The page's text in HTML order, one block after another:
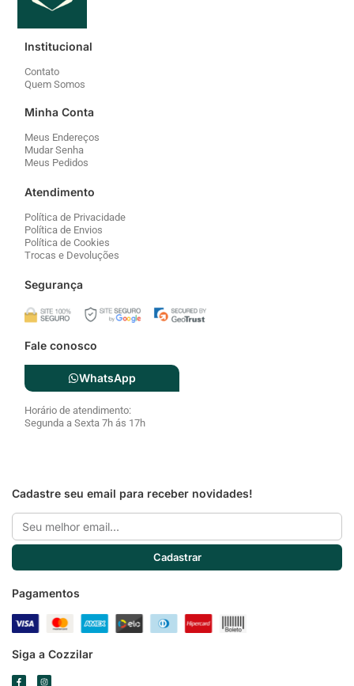
Institucional
Contato
Quem Somos
Minha Conta
Meus Endereços
Mudar Senha
Meus Pedidos
Atendimento
Política de Privacidade
Política de Envios
Política de Cookies
Trocas e Devoluções
Segurança
Fale conosco
WhatsApp
Horário de atendimento:
Segunda a Sexta 7h ás 17h
Cadastre seu email para receber novidades!
Email
Cadastrar
Pagamentos
Siga a Cozzilar
F
a
I
n